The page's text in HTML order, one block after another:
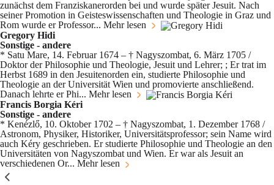
zunächst dem Franziskanerorden bei und wurde später Jesuit. Nach
seiner Promotion in Geisteswissenschaften und Theologie in Graz und
Rom wurde er Professor... Mehr lesen
Gregory Hidi
Sonstige - andere
* Satu Mare, 14. Februar 1674 – † Nagyszombat, 6. März 1705 /
Doktor der Philosophie und Theologie, Jesuit und Lehrer; ; Er trat im
Herbst 1689 in den Jesuitenorden ein, studierte Philosophie und
Theologie an der Universität Wien und promovierte anschließend.
Danach lehrte er Phi... Mehr lesen
Francis Borgia Kéri
Sonstige - andere
* Kenézlő, 10. Oktober 1702 – † Nagyszombat, 1. Dezember 1768 /
Astronom, Physiker, Historiker, Universitätsprofessor; sein Name wird
auch Kéry geschrieben. Er studierte Philosophie und Theologie an den
Universitäten von Nagyszombat und Wien. Er war als Jesuit an
verschiedenen Or... Mehr lesen